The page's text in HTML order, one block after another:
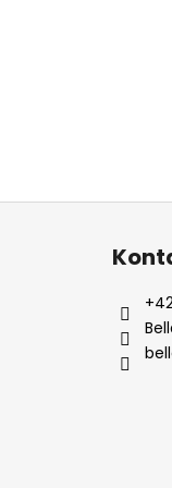
Z